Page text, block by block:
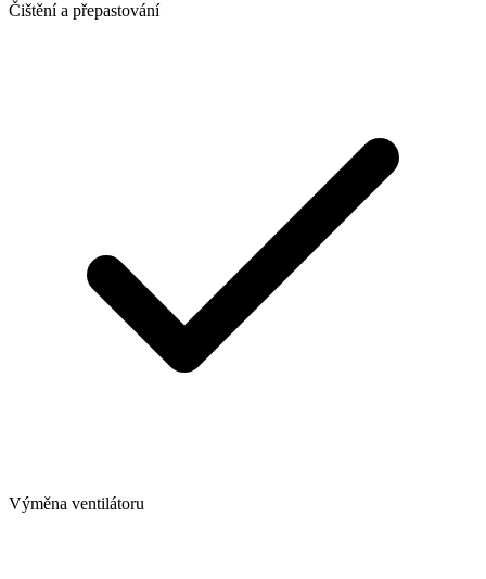
Čištění a přepastování
Výměna ventilátoru